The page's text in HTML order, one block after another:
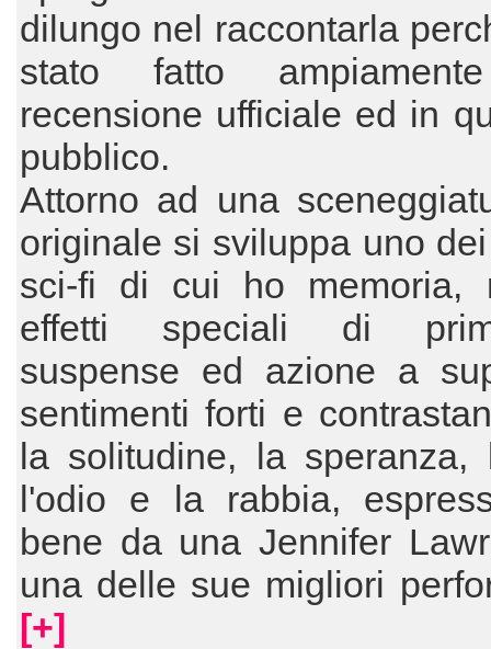
dilungo nel raccontarla
stato fatto
recensione ufficiale ed in
pubblico.
Attorno ad una
originale si sviluppa uno
sci-fi di cui ho memoria,
effetti speciali di
suspense ed azione a
sentimenti forti e
la solitudine, la speranza,
l'odio e la rabbia,
bene da una Jennifer
una delle sue migliori
[+]